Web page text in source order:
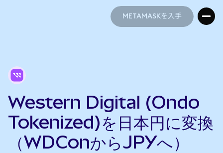
METAMASKを入手
Western Digital (Ondo
Tokenized)を日本円に変換
（WDConからJPYへ）